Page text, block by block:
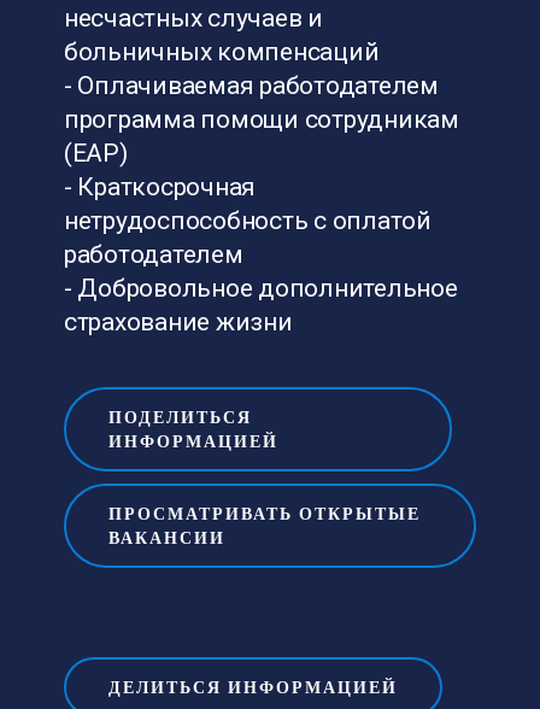
несчастных случаев и
больничных компенсаций
- Оплачиваемая работодателем
программа помощи сотрудникам
(EAP)
- Краткосрочная
нетрудоспособность с оплатой
работодателем
- Добровольное дополнительное
страхование жизни
ПОДЕЛИТЬСЯ
ИНФОРМАЦИЕЙ
ПРОСМАТРИВАТЬ ОТКРЫТЫЕ
ВАКАНСИИ
ДЕЛИТЬСЯ ИНФОРМАЦИЕЙ